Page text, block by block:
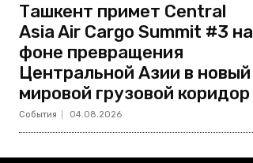
Ташкент примет Central
Asia Air Cargo Summit #3 на
фоне превращения
Центральной Азии в новый
мировой грузовой коридор
События 04.08.2026